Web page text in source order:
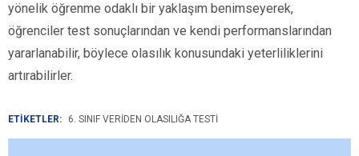
yönelik öğrenme odaklı bir yaklaşım benimseyerek,
öğrenciler test sonuçlarından ve kendi performanslarından
yararlanabilir, böylece olasılık konusundaki yeterliliklerini
artırabilirler.
ETİKETLER: 6. SINIF VERIDEN OLASILIĞA TESTI